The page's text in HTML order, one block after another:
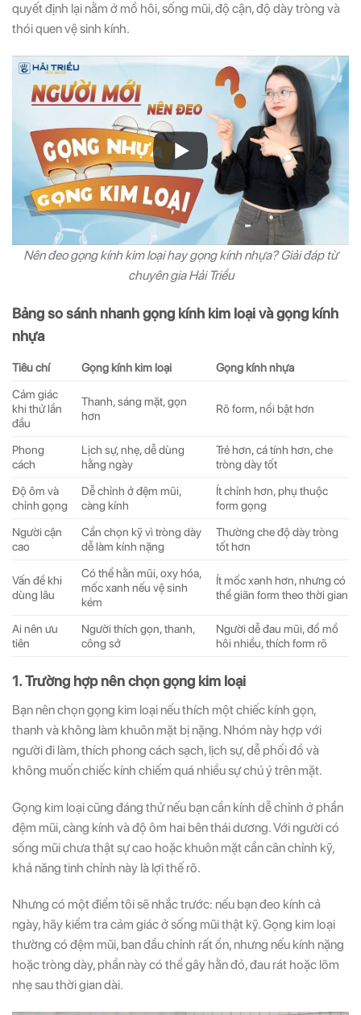
quyết định lại nằm ở mồ hôi, sống mũi, độ cận, độ dày tròng và
thói quen vệ sinh kính.
Nên đeo gọng kính kim loại hay gọng kính nhựa? Giải đáp từ
chuyên gia Hải Triều
Bảng so sánh nhanh gọng kính kim loại và gọng kính
nhựa
Tiêu chí Gọng kính kim loại
Gọng kính nhựa
Cảm giác
khi thử lần
đầu
Thanh, sáng mặt, gọn
hơn
Rõ form, nổi bật hơn
Phong
cách
Lịch sự, nhẹ, dễ dùng
hằng ngày
Trẻ hơn, cá tính hơn, che
tròng dày tốt
Độ ôm và
chỉnh gọng
Dễ chỉnh ở đệm mũi,
càng kính
Ít chỉnh hơn, phụ thuộc
form gọng
Người cận
cao
Cần chọn kỹ vì tròng dày
dễ làm kính nặng
Thường che độ dày tròng
tốt hơn
Vấn đề khi
dùng lâu
Có thể hằn mũi, oxy hóa,
mốc xanh nếu vệ sinh
kém
Ít mốc xanh hơn, nhưng có
thể giãn form theo thời gian
Ai nên ưu
tiên
Người thích gọn, thanh,
công sở
Người dễ đau mũi, đổ mồ
hôi nhiều, thích form rõ
1. Trường hợp nên chọn gọng kim loại
Bạn nên chọn gọng kim loại nếu thích một chiếc kính gọn,
thanh và không làm khuôn mặt bị nặng. Nhóm này hợp với
người đi làm, thích phong cách sạch, lịch sự, dễ phối đồ và
không muốn chiếc kính chiếm quá nhiều sự chú ý trên mặt.
Gọng kim loại cũng đáng thử nếu bạn cần kính dễ chỉnh ở phần
đệm mũi, càng kính và độ ôm hai bên thái dương. Với người có
sống mũi chưa thật sự cao hoặc khuôn mặt cần cân chỉnh kỹ,
khả năng tinh chỉnh này là lợi thế rõ.
Nhưng có một điểm tôi sẽ nhắc trước: nếu bạn đeo kính cả
ngày, hãy kiểm tra cảm giác ở sống mũi thật kỹ. Gọng kim loại
thường có đệm mũi, ban đầu chỉnh rất ổn, nhưng nếu kính nặng
hoặc tròng dày, phần này có thể gây hằn đỏ, đau rát hoặc lõm
nhẹ sau thời gian dài.